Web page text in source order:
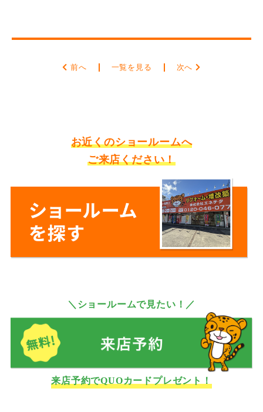
前へ 一覧を見る 次へ
お近くのショールームへ
ご来店ください！
＼ショールームで見たい！／
来店予約でQUOカードプレゼント！